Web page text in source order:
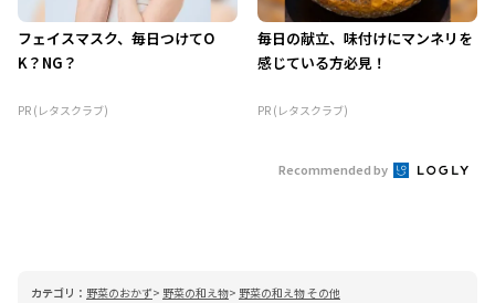
フェイスマスク、毎日つけてO
K？NG？
PR (レタスクラブ)
毎日の献立、味付けにマンネリを
感じている方必見！
PR (レタスクラブ)
Recommended by
カテゴリ： 野菜のおかず 野菜の和え物
野菜の和え物 その他